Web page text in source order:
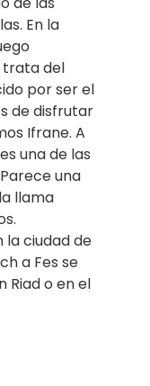
En la
trata del
por ser el
de disfrutar
Ifrane. A
una de las
una
llama
la ciudad de
a Fes se
Riad o en el